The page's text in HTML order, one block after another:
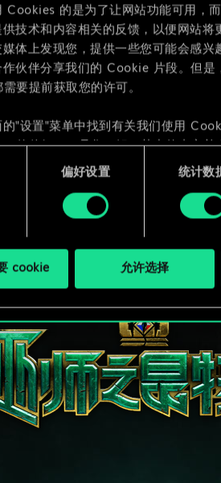
Cookies 的是为了让网站功能可用，
供技术和内容相关的反馈，以便网站将
体上发现您，提供一些您可能会感兴
作伙伴分享我们的 Cookie 片段。但是
要提前获取您的许可。
的"设置"菜单中找到有关我们使用
的偏好。一旦您了解了其中的内容并
偏好设置 统计数
cookie 允许选择